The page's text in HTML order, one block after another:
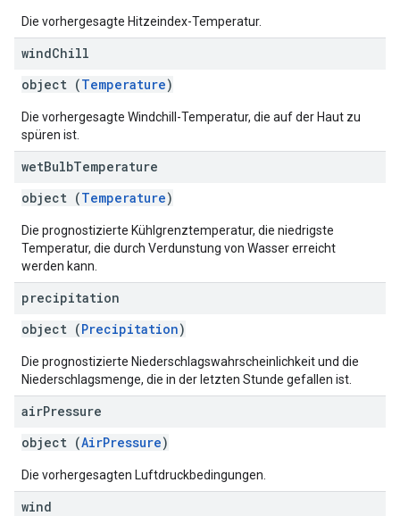
Die vorhergesagte Hitzeindex-Temperatur.
windChill
object (Temperature)
Die vorhergesagte Windchill-Temperatur, die auf der Haut zu
spüren ist.
wetBulbTemperature
object (Temperature)
Die prognostizierte Kühlgrenztemperatur, die niedrigste
Temperatur, die durch Verdunstung von Wasser erreicht
werden kann.
precipitation
object (Precipitation)
Die prognostizierte Niederschlagswahrscheinlichkeit und die
Niederschlagsmenge, die in der letzten Stunde gefallen ist.
airPressure
object (AirPressure)
Die vorhergesagten Luftdruckbedingungen.
wind